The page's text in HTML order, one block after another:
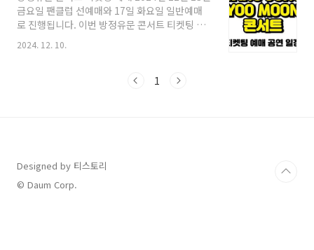
금요일 팬클럽 선예매와 17일 화요일 일반예매
로 진행됩니다. 이번 방정유문 콘서트 티켓팅 예
매 시 본 공연의 일정은 2025년 1월 11일과 12
일에 진행하며 이 글에서는 티켓팅에 대한 상세
등 자세한 일정에 대해서 알아보겠습니다. 방정
DABY 1기 - 가입하신 회원 분들 중 본 고연 예매
페이지 내에서 선예매 인증을 완료해야 참여 가
능 주의사항- ..
2024. 12. 10.
1
Designed by 티스토리
© Daum Corp.